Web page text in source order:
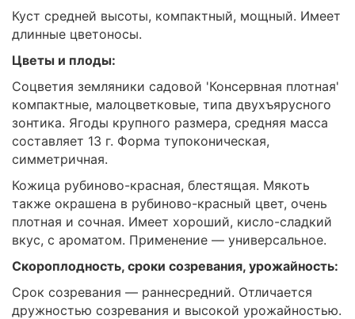
Куст средней высоты, компактный, мощный. Имеет
длинные цветоносы.
Цветы и плоды:
Соцветия земляники садовой 'Консервная плотная'
компактные, малоцветковые, типа двухъярусного
зонтика. Ягоды крупного размера, средняя масса
составляет 13 г. Форма тупоконическая,
симметричная.
Кожица рубиново-красная, блестящая. Мякоть
также окрашена в рубиново-красный цвет, очень
плотная и сочная. Имеет хороший, кисло-сладкий
вкус, с ароматом. Применение — универсальное.
Скороплодность, сроки созревания, урожайность:
Срок созревания — раннесредний. Отличается
дружностью созревания и высокой урожайностью.